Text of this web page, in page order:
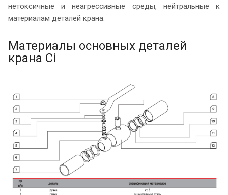
нетоксичные и неагрессивные среды, нейтральные к
материалам деталей крана.
Материалы основных деталей
крана Ci